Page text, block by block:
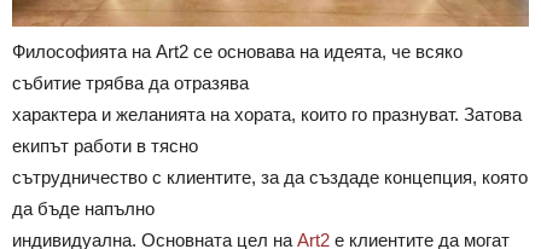
Философията на Art2 се основава на идеята, че всяко
събитие трябва да отразява
характера и желанията на хората, които го празнуват. Затова
екипът работи в тясно
сътрудничество с клиентите, за да създаде концепция, която
да бъде напълно
индивидуална. Основната цел на Art2 е клиентите да могат